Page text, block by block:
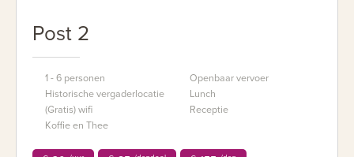
Post 2
1 - 6 personen
Historische vergaderlocatie
(Gratis) wifi
Koffie en Thee
Openbaar vervoer
Lunch
Receptie